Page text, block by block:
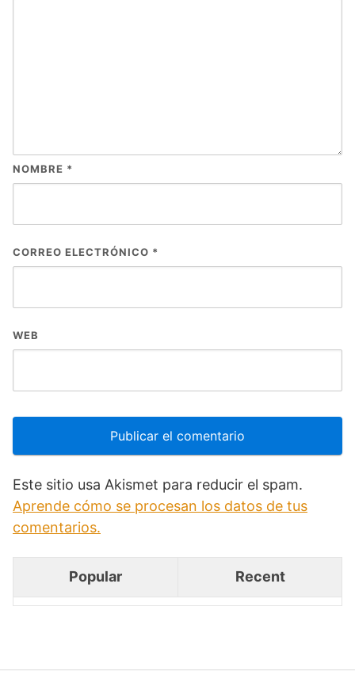
NOMBRE *
CORREO ELECTRÓNICO *
WEB
Este sitio usa Akismet para reducir el spam.
Aprende cómo se procesan los datos de tus
comentarios.
Popular Recent